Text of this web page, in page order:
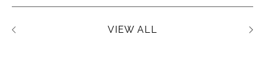
VIEW ALL